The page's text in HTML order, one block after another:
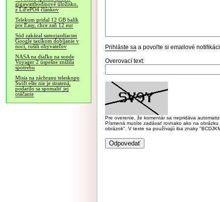
gigawatthodinové úložisko,
z LiFePO4 článkov
Telekom pridal 12 GB balík
pre Easy, chce zaň 12 eur
Súd zakázal samojazdiacim
Google taxíkom dobíjanie v
noci, rušili obyvateľov
NASA na diaľku na sonde
Voyager 2 úspešne znížila
spotrebu
Misia na záchranu teleskopu
Swift ešte nie je stratená,
podarilo sa spomaliť jej
otáčanie
Prihláste sa a povoľte si emailové
Overovací text:
Pre overenie, že komentár sa nepridáva
Písmená musíte zadávať rovnako ako na
obrázok". V texte sa používajú iba znaky